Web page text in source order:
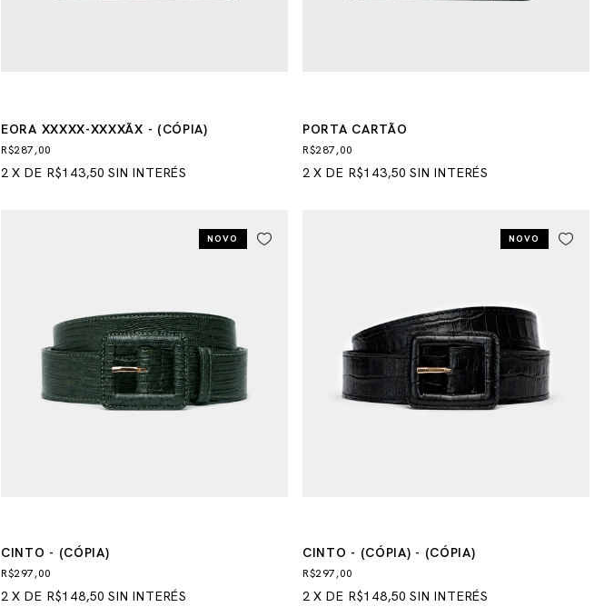
EORA XXXXX-XXXXÃX - (CÓPIA)
R$287,00
2 XDE R$143,50 SIN INTERÉS
PORTA CARTÃO
R$287,00
2 XDE R$143,50 SIN INTERÉS
NOVO
CINTO - (CÓPIA)
R$297,00
2 XDE R$148,50 SIN INTERÉS
NOVO
CINTO - (CÓPIA) - (CÓPIA)
R$297,00
2 XDE R$148,50 SIN INTERÉS